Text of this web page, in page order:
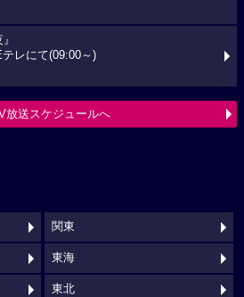
レにて(09:00～)
放送スケジュールへ
関東
東海
東北